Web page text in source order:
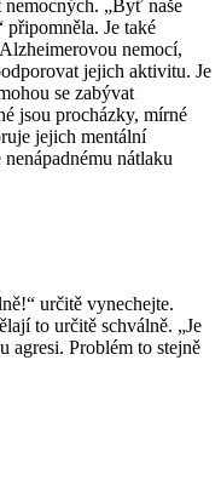
„Byť naše
Je také
nemocí,
jejich aktivitu. Je
se zabývat
jsou procházky, mírné
jejich mentální
nátlaku
určitě vynechejte.
to určitě schválně. „Je
agresi. Problém to stejně